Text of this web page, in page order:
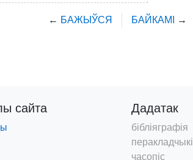
← БАЖЫЎСЯ БАЙКАМІ →
сайта Дадатак
бібліяграфія
перакладчыкі
часопіс